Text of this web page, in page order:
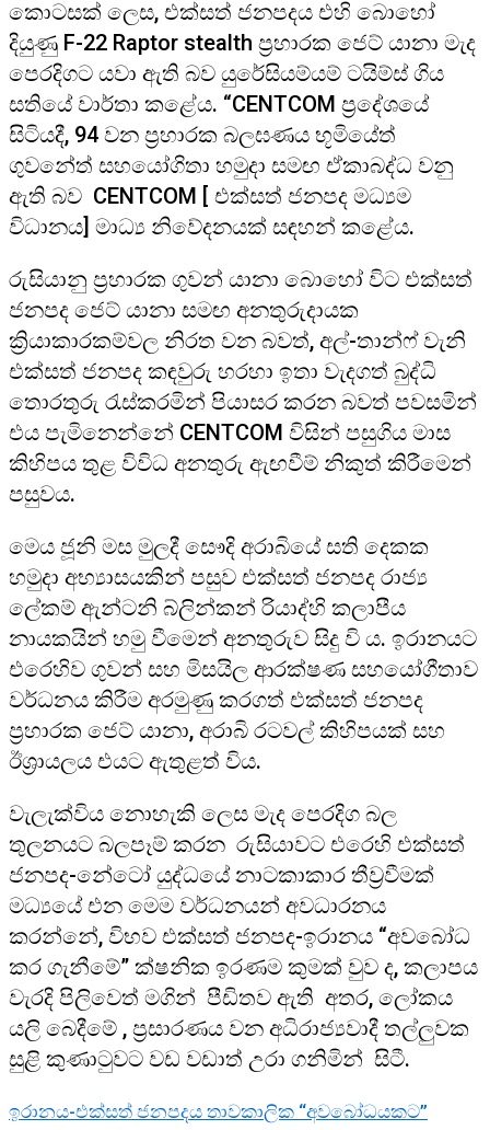
කොටසක් ලෙස, එක්සත් ජනපදය එහි බොහෝ
දියුණු F-22 Raptor stealth ප්‍රහාරක ජෙට් යානා මැද
පෙරදිගට යවා ඇති බව යුරේසියම්යම් ටයිම්ස් ගිය
සතියේ වාර්තා කළේය. “CENTCOM ප්‍රදේශයේ
සිටියදී, 94 වන ප්‍රහාරක බලඝණය භූමියේත්
ගුවනේත් සහයෝගිතා හමුදා සමඟ ඒකාබද්ධ වනු
ඇති බව CENTCOM [ එක්සත් ජනපද මධ්‍යම
විධානය] මාධ්‍ය නිවේදනයක් සඳහන් කළේය.
රුසියානු ප්‍රහාරක ගුවන් යානා බොහෝ විට එක්සත්
ජනපද ජෙට් යානා සමඟ අනතුරුදායක
ක්‍රියාකාරකම්වල නිරත වන බවත්, අල්-තාන්ෆ් වැනි
එක්සත් ජනපද කඳවුරු හරහා ඉතා වැදගත් බුද්ධි
තොරතුරු රැස්කරමින් පියාසර කරන බවත් පවසමින්
එය පැමිනෙන්නේ CENTCOM විසින් පසුගිය මාස
කිහිපය තුළ විවිධ අනතුරු ඇඟවීම් නිකුත් කිරීමෙන්
පසුවය.
මෙය ජූනි මස මුලදී සෞදි අරාබියේ සති දෙකක
හමුදා අභ්‍යාසයකින් පසුව එක්සත් ජනපද රාජ්‍ය
ලේකම් ඇන්ටනි බ්ලින්කන් රියාද්හි කලාපීය
නායකයින් හමු වීමෙන් අනතුරුව සිදු වි ය. ඉරානයට
එරෙහිව ගුවන් සහ මිසයිල ආරක්ෂණ සහයෝගීතාව
වර්ධනය කිරීම අරමුණු කරගත් එක්සත් ජනපද
ප්‍රහාරක ජෙට් යානා, අරාබි රටවල් කිහිපයක් සහ
ඊශ්‍රායලය එයට ඇතුළත් විය.
වැලැක්විය නොහැකි ලෙස මැද පෙරදිග බල
තුලනයට බලපෑම් කරන රුසියාවට එරෙහි එක්සත්
ජනපද-නේටෝ යුද්ධයේ නාටකාකාර තීව්‍රවීමක්
මධ්‍යයේ එන මෙම වර්ධනයන් අවධාරනය
කරන්නේ, විභව එක්සත් ජනපද-ඉරානය “අවබෝධ
කර ගැනීමේ” ක්ෂනික ඉරණම කුමක් වුව ද, කලාපය
වැරදි පිලිවෙත් මගින් පීඩිතව ඇති අතර, ලෝකය
යලි බෙදීමේ , ප්‍රසාරණය වන අධිරාජ්‍යවාදී තල්ලුවක
සුළි කුණාටුවට වඩ වඩාත් උරා ගනිමින් සිටී.
ඉරානය-එක්සත් ජනපදය තාවකාලික “අවබෝධයකට”